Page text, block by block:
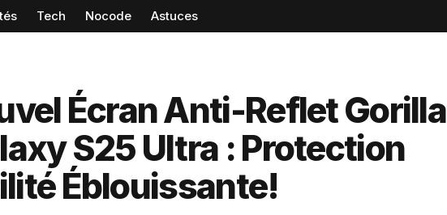
Tech Nocode Astuces
Écran Anti-Reflet Gorilla
S25 Ultra : Protection
Éblouissante!